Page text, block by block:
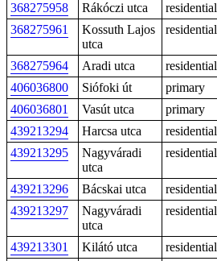
368275958
Rákóczi utca
residential
368275961
Kossuth Lajos
utca
residential
368275964 Aradi utca residential
406036800
Siófoki út primary
406036801
Vasút utca primary
439213294
Harcsa utca residential
439213295
Nagyváradi
utca
residential
439213296 Bácskai utca residential
439213297
Nagyváradi
utca
residential
439213301 Kilátó utca residential